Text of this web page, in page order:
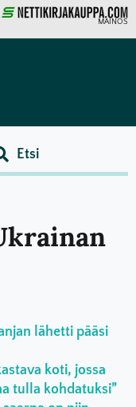
MAINOS
lähetti pääsi
koti, jossa
tulla kohdatuksi”